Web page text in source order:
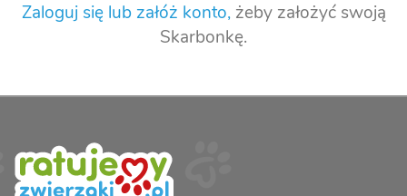
Zaloguj się lub załóż konto,żeby założyć swoją
Skarbonkę.